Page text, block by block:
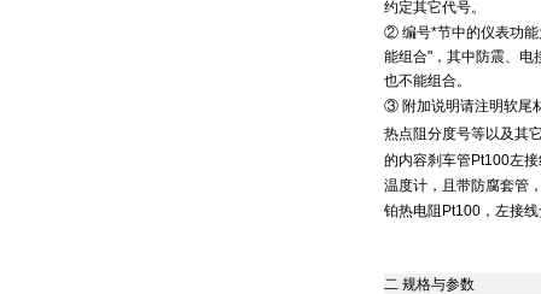
约定其它代号。
② 编号*节中的仪表功能
能组合"，其中防震、电
也不能组合。
③ 附加说明请注明软尾
热点阻分度号等以及其
的内容刹车管Pt100左
温度计，且带防腐套管
铂热电阻Pt100，左接
二 规格与参数